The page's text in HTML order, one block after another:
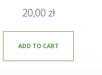
20,00 zł
ADD TO CART